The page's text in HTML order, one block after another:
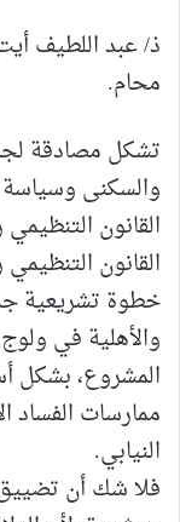
ذ/ عبد اللطيف
محام.
​تشكل مصادقة
والسكنى وسياسة
خطوة تشريعية
والأهلية في
المشروع، بشكل
ممارسات الفساد
النيابي.
​فلا شك أن تضييق